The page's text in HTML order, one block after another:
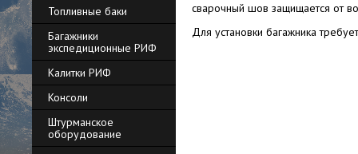
Топливные баки
Багажники
экспедиционные РИФ
Калитки РИФ
Консоли
Штурманское
оборудование
сварочный шов защищается от
Для установки багажника